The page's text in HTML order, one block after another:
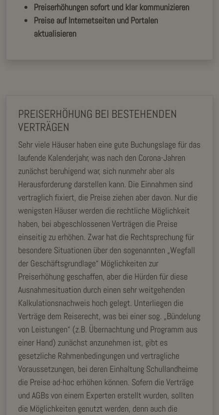
Preiserhöhungen sofort und klar kommunizieren
Preise auf Internetseiten und Portalen
aktualisieren
PREISERHÖHUNG BEI BESTEHENDEN
VERTRÄGEN
Sehr viele Häuser haben eine gute Buchungslage für das
laufende Kalenderjahr, was nach den Corona-Jahren
zunächst beruhigend war, sich nunmehr aber als
Herausforderung darstellen kann. Die Einnahmen sind
vertraglich fixiert, die Preise ziehen aber davon. Nur die
wenigsten Häuser werden die rechtliche Möglichkeit
haben, bei abgeschlossenen Verträgen die Preise
einseitig zu erhöhen. Zwar hat die Rechtsprechung für
besondere Situationen über den sogenannten „Wegfall
der Geschäftsgrundlage“ Möglichkeiten zur
Preiserhöhung geschaffen, aber die Hürden für diese
Ausnahmesituation durch einen sehr weitgehenden
Kalkulationsnachweis hoch gelegt. Unterliegen die
Verträge dem Reiserecht, was bei einer sog. „Bündelung
von Leistungen“ (z.B. Übernachtung und Programm aus
einer Hand) zunächst anzunehmen ist, gibt es
gesetzliche Rahmenbedingungen und vertragliche
Voraussetzungen, bei deren Einhaltung Schullandheime
die Preise ad-hoc erhöhen können. Sofern die Verträge
und AGBs von einem Experten erstellt wurden, sollten
die Möglichkeiten genutzt werden, denn auch die